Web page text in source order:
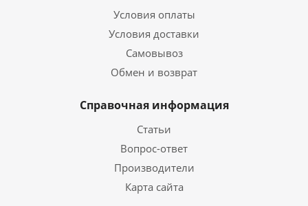
Условия оплаты
Условия доставки
Самовывоз
Обмен и возврат
Справочная информация
Статьи
Вопрос-ответ
Производители
Карта сайта